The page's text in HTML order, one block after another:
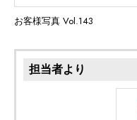
お客様写真 Vol.143
担当者より